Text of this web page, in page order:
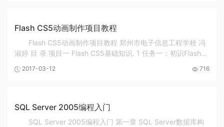
Flash CS5动画制作项目教程
Flash CS5动画制作项目教程 郑州市电子信息工程学校 冯
淑婷 目 录 项目一 Flash CS5基础知识. 1 任务一：初识Flash
画制作原理. 10 项目二 Flash CS5基本...
2017-03-12 716
SQL Server 2005编程入门
SQL Server 2005编程入门 第一章 SQL Server数据库构